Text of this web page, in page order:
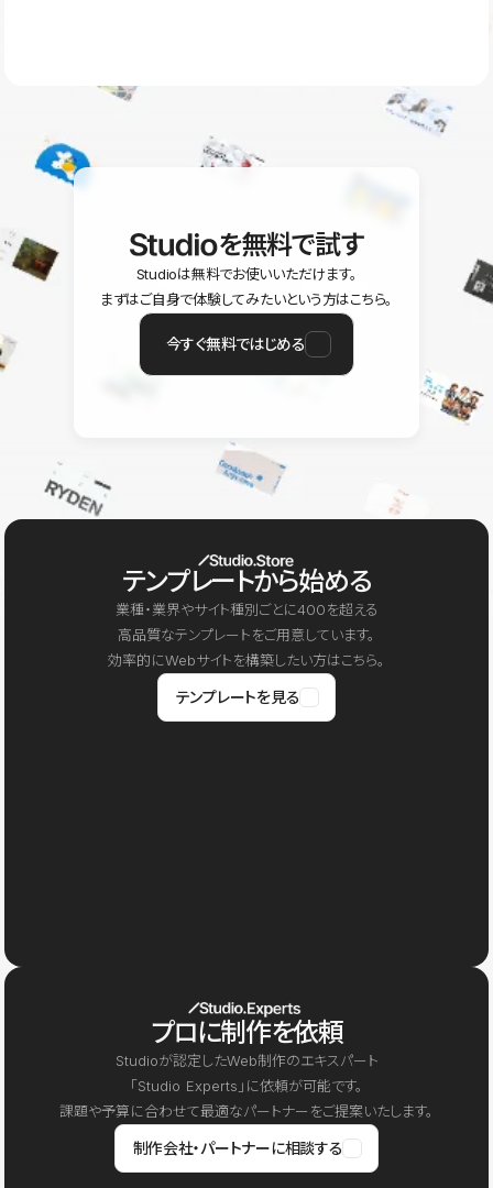
ユーザー同士で質問・相談できるコミュニティもご利用ください。
を無料で試す
Studioは無料でお使いいただけます。
まずはご自身で体験してみたいという方はこちら。
今すぐ無料ではじめる
テンプレートから始める
業種・業界やサイト種別ごとに400を超える
高品質なテンプレートをご用意しています。
効率的にWebサイトを構築したい方はこちら。
テンプレートを見る
プロに制作を依頼
Studioが認定したWeb制作のエキスパート
「Studio Experts」に依頼が可能です。
課題や予算に合わせて最適なパートナーをご提案いたします。
制作会社・パートナーに相談する